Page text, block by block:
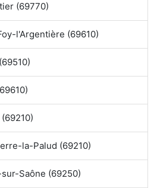
(69770)
l'Argentière (69610)
la-Palud (69210)
Saône (69250)